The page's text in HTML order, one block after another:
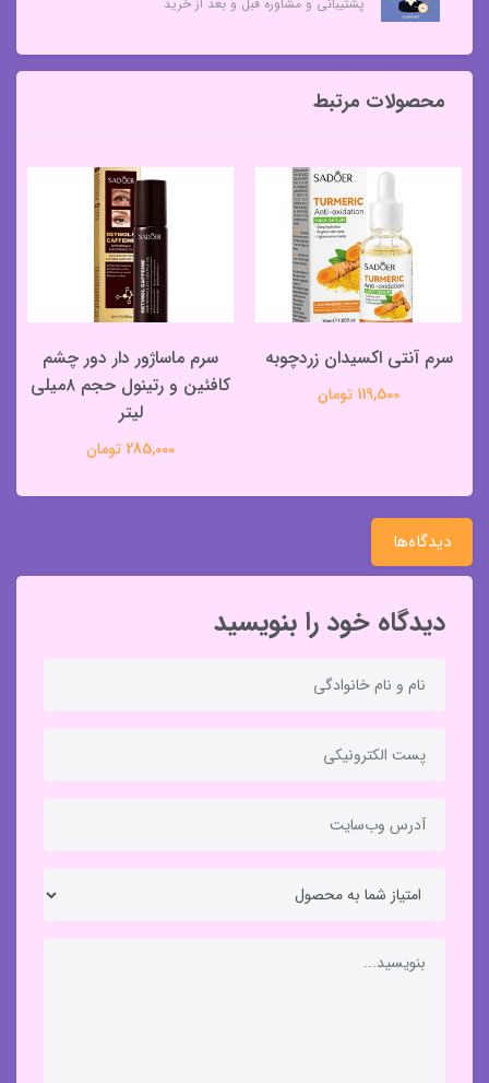
محصولات مرتبط
سرم آنتی اکسیدان زردچوبه
119,500 تومان
سرم ماساژور دار دور چشم
کافئین و رتینول حجم ۸میلی
لیتر
285,000 تومان
دیدگاه‌ها
دیدگاه خود را بنویسید